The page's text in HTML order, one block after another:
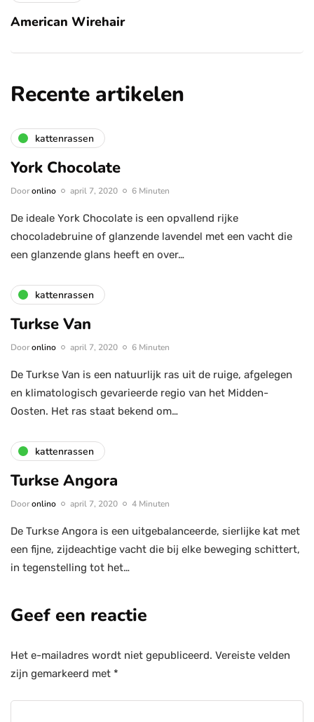
American Wirehair
Recente artikelen
kattenrassen
York Chocolate
Dooronlino april 7, 2020 6 Minuten
De ideale York Chocolate is een opvallend rijke
chocoladebruine of glanzende lavendel met een vacht die
een glanzende glans heeft en over…
kattenrassen
Turkse Van
Dooronlino april 7, 2020 6 Minuten
De Turkse Van is een natuurlijk ras uit de ruige, afgelegen
en klimatologisch gevarieerde regio van het Midden-
Oosten. Het ras staat bekend om…
kattenrassen
Turkse Angora
Dooronlino april 7, 2020 4 Minuten
De Turkse Angora is een uitgebalanceerde, sierlijke kat met
een fijne, zijdeachtige vacht die bij elke beweging schittert,
in tegenstelling tot het…
Geef een reactie
Het e-mailadres wordt niet gepubliceerd. Vereiste velden
zijn gemarkeerd met *